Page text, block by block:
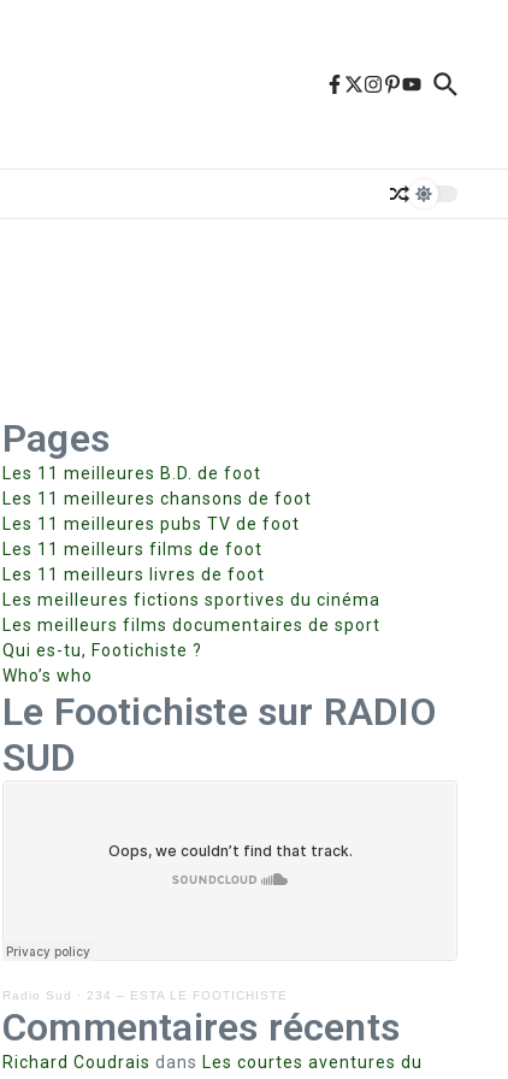
Pages
Les 11 meilleures B.D. de foot
Les 11 meilleures chansons de foot
Les 11 meilleures pubs TV de foot
Les 11 meilleurs films de foot
Les 11 meilleurs livres de foot
Les meilleures fictions sportives du cinéma
Les meilleurs films documentaires de sport
Qui es-tu, Footichiste ?
Who’s who
Le Footichiste sur RADIO
SUD
Radio Sud · 234 – ESTA LE FOOTICHISTE
Commentaires récents
Richard Coudrais dans Les courtes aventures du